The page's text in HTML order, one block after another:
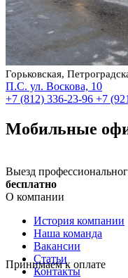
Горьковская,
П.С. ул. Воскова, 10
+7 (812) 336-23-96 +7
Мобильные
Выезд
бесплатно
О компании
История компании
Наша команда
Вакансии
Статьи
Контакты
Принимаем к оплате